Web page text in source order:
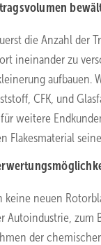
die Anzahl
ineinander zu
aufbauen.
CFK, und
weitere
Flakesmaterial
keine neuen
Autoindustrie,
der